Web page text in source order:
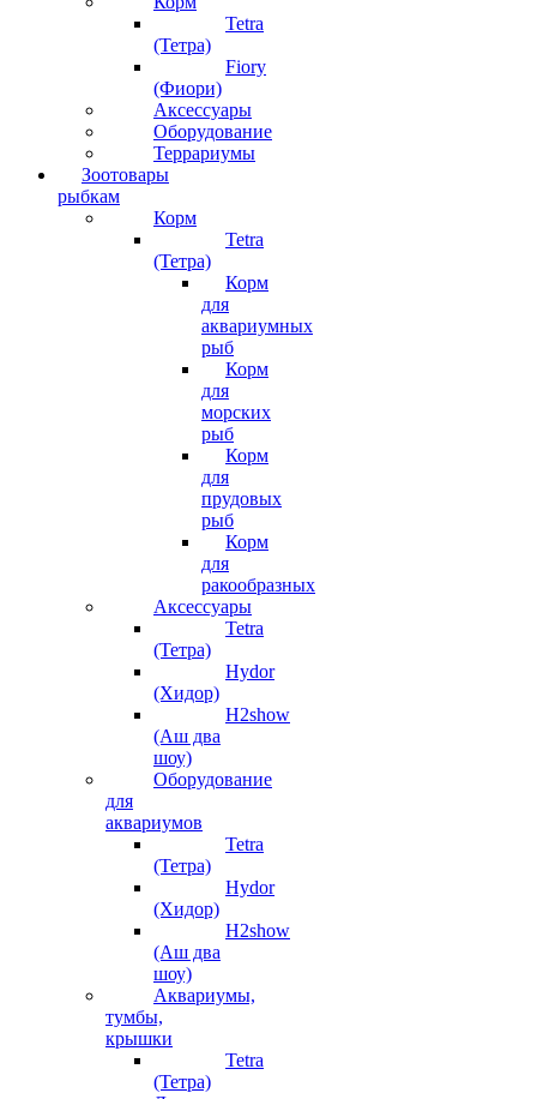
Tetra
(Тетра)
Fiory
(Фиори)
Аксессуары
Оборудование
Террариумы
Зоотовары
рыбкам
Корм
Tetra
(Тетра)
Корм
для
аквариумных
рыб
Корм
для
морских
рыб
Корм
для
прудовых
рыб
Корм
для
ракообразных
Аксессуары
Tetra
(Тетра)
Hydor
(Хидор)
H2show
(Аш два
шоу)
Оборудование
для
аквариумов
Tetra
(Тетра)
Hydor
(Хидор)
H2show
(Аш два
шоу)
Аквариумы,
тумбы,
крышки
Tetra
(Тетра)